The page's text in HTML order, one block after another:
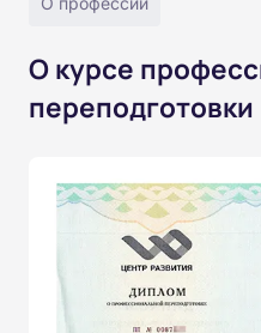
О курсе
переподготовки